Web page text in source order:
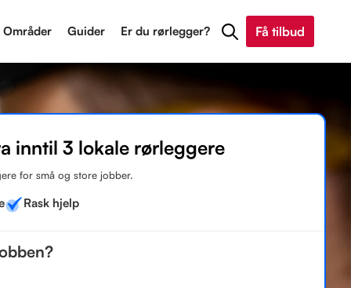
Områder Guider Er du rørlegger? Få tilbud
inntil 3 lokale rørleggere
for små og store jobber.
Rask hjelp